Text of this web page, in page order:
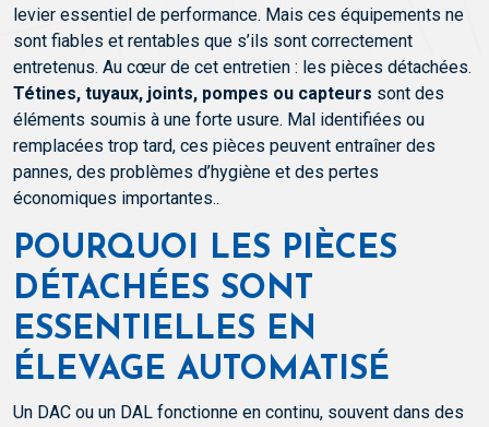
levier essentiel de performance. Mais ces équipements ne
sont fiables et rentables que s’ils sont correctement
entretenus. Au cœur de cet entretien : les pièces détachées.
Tétines, tuyaux, joints, pompes ou capteurs sont des
éléments soumis à une forte usure. Mal identifiées ou
remplacées trop tard, ces pièces peuvent entraîner des
pannes, des problèmes d’hygiène et des pertes
économiques importantes..
POURQUOI LES PIÈCES
DÉTACHÉES SONT
ESSENTIELLES EN
ÉLEVAGE AUTOMATISÉ
Un DAC ou un DAL fonctionne en continu, souvent dans des